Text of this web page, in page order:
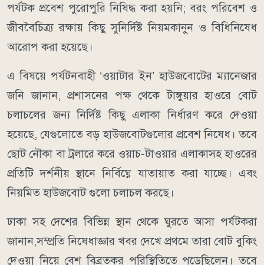
পর্যটক প্রবেশ পুরোপুরি নিষিদ্ধ করা হয়নি; বরং পরিবেশ ও
জীববৈচিত্র্য রক্ষায় কিছু সুনির্দিষ্ট নিয়মকানুন ও বিধিনিষেধ
আরোপ করা হয়েছে।
​এ বিষয়ে পর্যটনবাহী ‘ওয়াটার ইন’ হাউজবোটের ম্যানেজার
জনি জানান, প্রশাসনের পক্ষ থেকে টাঙ্গুয়ার হাওরে বোট
চলাচলের জন্য নির্দিষ্ট কিছু এলাকা নির্ধারণ করে দেওয়া
হয়েছে, যেগুলোতে বড় হাউজবোটগুলোর প্রবেশ নিষেধ। তবে
ছোট নৌকা বা ট্রলারে করে ওয়াচ-টাওয়ার এলাকাসহ হাওরের
প্রতিটি দর্শনীয় স্থানে নির্বিঘ্নে যাতায়াত করা যাচ্ছে। এবং
নিয়মিত হাউজবোট গুলো চলাচল করছে।
​ঢাকা সহ দেশের বিভিন্ন স্থান থেকে ঘুরতে আসা পর্যটকরা
জানান,সম্প্রতি নিষেধাজ্ঞার খবর দেখে প্রথমে তারা বোট বুকিং
দেওয়া নিয়ে বেশ বিব্রতকর পরিস্থিতিতে পড়েছিলেন। তবে